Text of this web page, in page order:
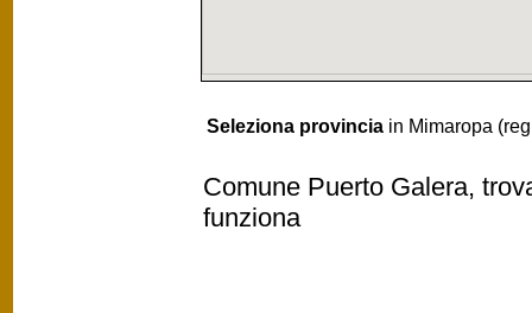
Seleziona provincia in Mimaropa
Comune Puerto Galera,
funziona